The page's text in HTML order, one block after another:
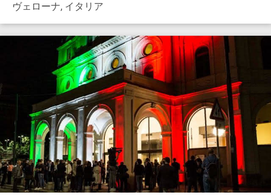
ヴェローナ, イタリア